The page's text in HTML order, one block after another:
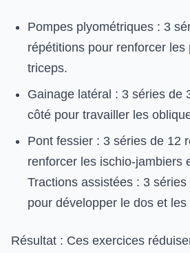
Pompes plyométriques : 3
répétitions pour renforcer les
triceps.
Gainage latéral : 3 séries de
côté pour travailler les
Pont fessier : 3 séries de 12
renforcer les ischio-jambiers
Tractions assistées : 3
pour développer le dos et les
Résultat : Ces exercices